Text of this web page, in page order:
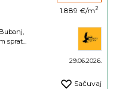
sprat...
1.889 €/m2
29.06.2026.
Sačuvaj